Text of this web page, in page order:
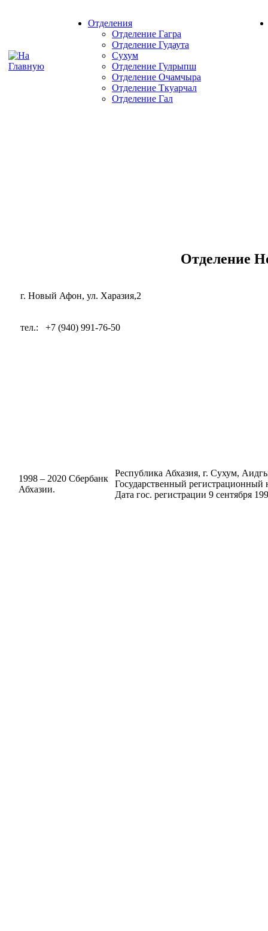
Отделения
Отделение Гагра
Отделение Гудаута
Сухум
Отделение Гулрыпш
Отделение Очамчыра
Отделение Ткуарчал
Отделение Гал
Отделение
г. Новый Афон, ул. Харазия,2
тел.: +7 (940) 991-76-50
1998 – 2020 Сбербанк
Абхазии.
Республика Абхазия, г. Сухум,
Государственный регистрационный
Дата гос. регистрации 9 сентября